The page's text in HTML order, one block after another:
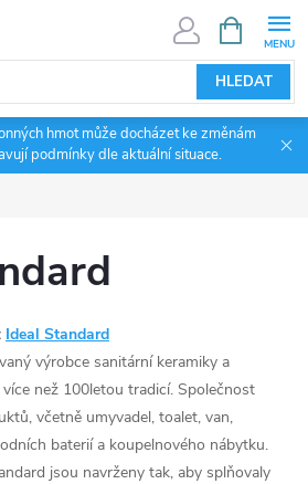
HLEDAT
NÁKUPNÍ
KOŠÍK
hmot může docházet ke změnám
podmínky dle aktuální situace.
Ideal Standard
výrobce sanitární keramiky a
než 100letou tradicí. Společnost
včetně umyvadel, toalet, van,
baterií a koupelnového nábytku.
jsou navrženy tak, aby splňovaly